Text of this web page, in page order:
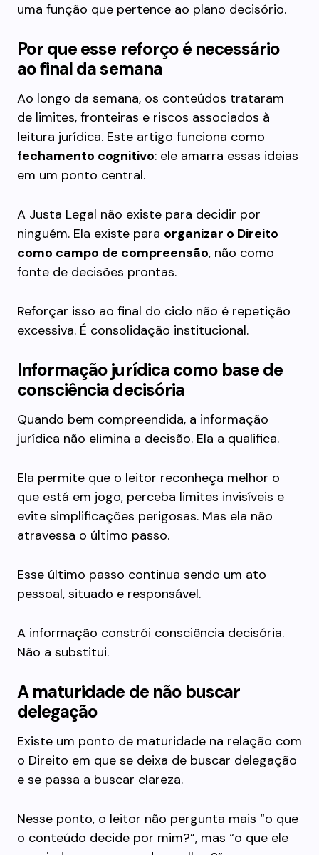
uma função que pertence ao plano decisório.
Por que esse reforço é necessário
ao final da semana
Ao longo da semana, os conteúdos trataram
de limites, fronteiras e riscos associados à
leitura jurídica. Este artigo funciona como
fechamento cognitivo: ele amarra essas ideias
em um ponto central.
A Justa Legal não existe para decidir por
ninguém. Ela existe para organizar o Direito
como campo de compreensão, não como
fonte de decisões prontas.
Reforçar isso ao final do ciclo não é repetição
excessiva. É consolidação institucional.
Informação jurídica como base de
consciência decisória
Quando bem compreendida, a informação
jurídica não elimina a decisão. Ela a qualifica.
Ela permite que o leitor reconheça melhor o
que está em jogo, perceba limites invisíveis e
evite simplificações perigosas. Mas ela não
atravessa o último passo.
Esse último passo continua sendo um ato
pessoal, situado e responsável.
A informação constrói consciência decisória.
Não a substitui.
A maturidade de não buscar
delegação
Existe um ponto de maturidade na relação com
o Direito em que se deixa de buscar delegação
e se passa a buscar clareza.
Nesse ponto, o leitor não pergunta mais “o que
o conteúdo decide por mim?”, mas “o que ele